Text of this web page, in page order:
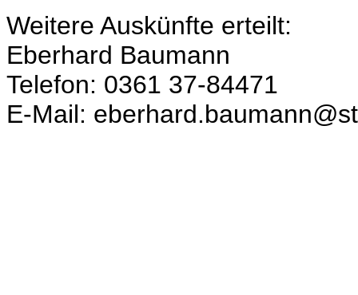
Weitere Auskünfte erteilt:
Eberhard Baumann
Telefon: 0361 37-84471
E-Mail: